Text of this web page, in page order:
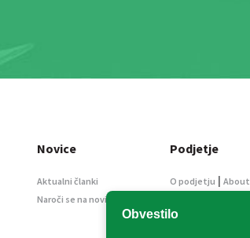
Obvestilo
Novice
Aktualni članki
Naroči se na novice
Podjetje
O podjetju
About
Informacije javnega